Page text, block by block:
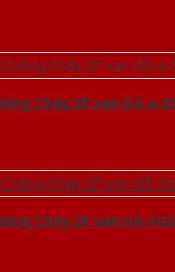
Cháy 2P van Gỗ-a-
Cháy 2P van Gỗ-